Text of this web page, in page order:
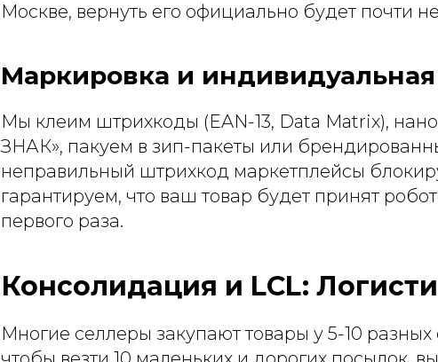
Москве, вернуть его официально будет почти
Маркировка и индивидуальная
Мы клеим штрихкоды (EAN-13, Data Matrix),
ЗНАК», пакуем в зип-пакеты или
неправильный штрихкод маркетплейсы
гарантируем, что ваш товар будет принят
первого раза.
Консолидация и LCL:
Многие селлеры закупают товары у 5-10